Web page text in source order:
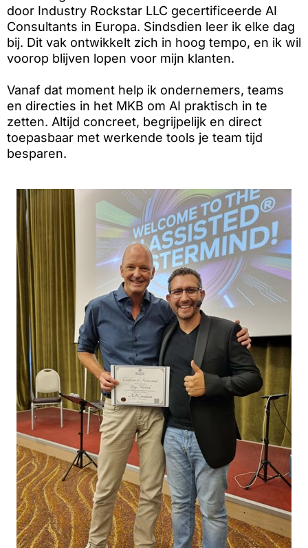
door Industry Rockstar LLC gecertificeerde AI
Consultants in Europa. Sindsdien leer ik elke dag
bij. Dit vak ontwikkelt zich in hoog tempo, en ik wil
voorop blijven lopen voor mijn klanten.
Vanaf dat moment help ik ondernemers, teams
en directies in het MKB om AI praktisch in te
zetten. Altijd concreet, begrijpelijk en direct
toepasbaar met werkende tools je team tijd
besparen.